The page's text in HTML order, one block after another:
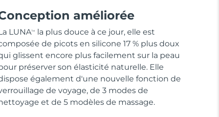
améliorée
LUNATM
la plus douce à ce jour, elle est
de picots en silicone 17 % plus doux
glissent encore plus facilement sur la peau
préserver son élasticité naturelle. Elle
également d'une nouvelle fonction de
de voyage, de 3 modes de
et de 5 modèles de massage.